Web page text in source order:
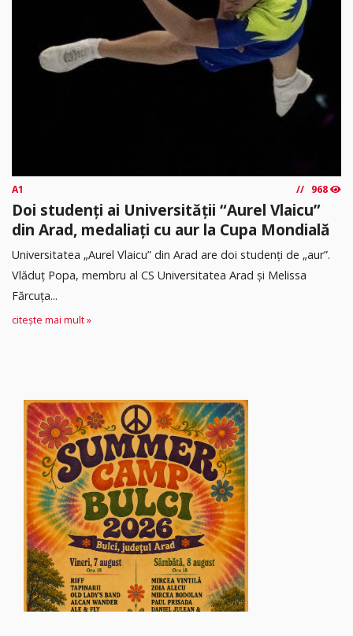
A1 968
Doi studenți ai Universității “Aurel Vlaicu”
din Arad, medaliați cu aur la Cupa Mondială
Universitatea „Aurel Vlaicu” din Arad are doi studenți de „aur”.
Vlăduț Popa, membru al CS Universitatea Arad și Melissa
Fărcuța...
citește mai mult »